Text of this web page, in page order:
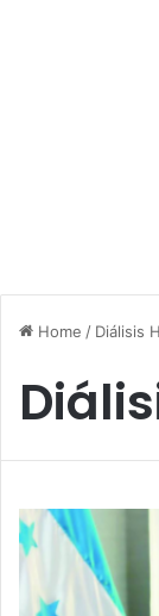
Home / Diálisis